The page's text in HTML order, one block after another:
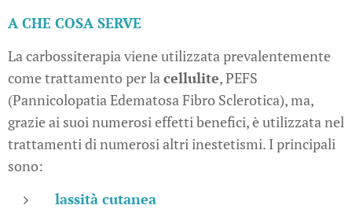
A CHE COSA SERVE
La carbossiterapia viene utilizzata prevalentemente
come trattamento per lacellulite, PEFS
(Pannicolopatia Edematosa Fibro Sclerotica), ma,
grazie ai suoi numerosi effetti benefici, è utilizzata nel
trattamenti di numerosi altri inestetismi. I principali
sono:
lassità cutanea